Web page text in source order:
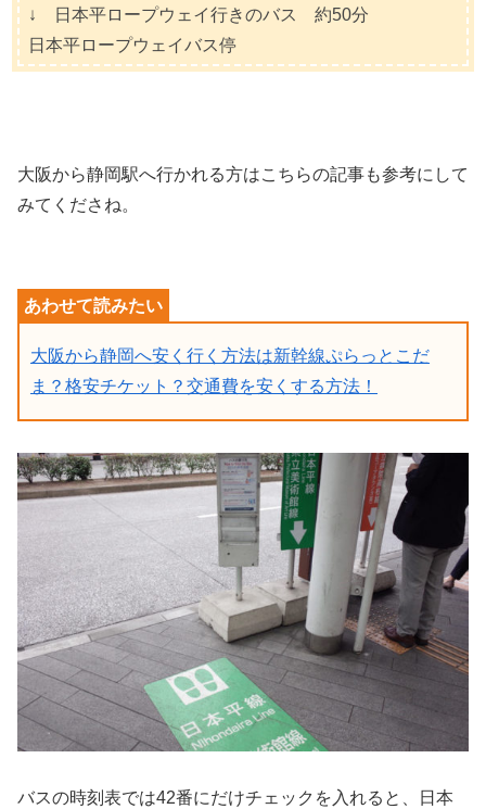
↓ 日本平ロープウェイ行きのバス 約50分
日本平ロープウェイバス停
大阪から静岡駅へ行かれる方はこちらの記事も参考にして
みてくださね。
大阪から静岡へ安く行く方法は新幹線ぷらっとこだ
ま？格安チケット？交通費を安くする方法！
バスの時刻表では42番にだけチェックを入れると、日本